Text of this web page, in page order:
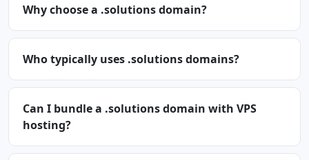
Why choose a .solutions domain?
Who typically uses .solutions domains?
Can I bundle a .solutions domain with VPS
hosting?